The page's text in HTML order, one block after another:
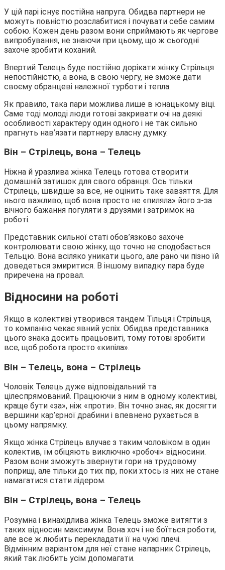
У цій парі існує постійна напруга. Обидва партнери не
можуть повністю розслабитися і почувати себе самим
собою. Кожен день разом вони сприймають як чергове
випробування, не знаючи при цьому, що ж сьогодні
захоче зробити коханий.
Впертий Телець буде постійно дорікати жінку Стрільця
непостійністю, а вона, в свою чергу, не зможе дати
своєму обранцеві належної турботи і тепла.
Як правило, така пари можлива лише в юнацькому віці.
Саме тоді молоді люди готові закривати очі на деякі
особливості характеру один одного і не так сильно
прагнуть нав’язати партнеру власну думку.
Він – Стрілець, вона – Телець
Ніжна й уразлива жінка Телець готова створити
домашній затишок для свого обранця. Ось тільки
Стрілець, швидше за все, не оцінить таке завзяття. Для
нього важливо, щоб вона просто не «пиляла» його з-за
вічного бажання погуляти з друзями і затримок на
роботі.
Представник сильної статі обов’язково захоче
контролювати свою жінку, що точно не сподобається
Тельцю. Вона всіляко уникати цього, але рано чи пізно їй
доведеться змиритися. В іншому випадку пара буде
приречена на провал.
Відносини на роботі
Якщо в колективі утворився тандем Тільця і Стрільця,
то компанію чекає явний успіх. Обидва представника
цього знака досить працьовиті, тому готові зробити
все, щоб робота просто «кипіла».
Він – Телець, вона – Стрілець
Чоловік Телець дуже відповідальний та
цілеспрямований. Працюючи з ним в одному колективі,
краще бути «за», ніж «проти». Він точно знає, як досягти
вершини кар’єрної драбини і впевнено рухається в
цьому напрямку.
Якщо жінка Стрілець влучає з таким чоловіком в один
колектив, їм обіцяють виключно «робочі» відносини.
Разом вони зможуть звернути гори на трудовому
поприщі, але тільки до тих пір, поки хтось із них не стане
намагатися стати лідером.
Він – Стрілець, вона – Телець
Розумна і винахідлива жінка Телець зможе витягти з
таких відносин максимум. Вона хоч і не боїться роботи,
але все ж любить перекладати її на чужі плечі.
Відмінним варіантом для неї стане напарник Стрілець,
який так любить усім допомагати.